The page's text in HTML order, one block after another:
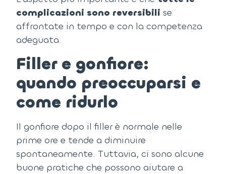
complicazioni sono reversibili se
affrontate in tempo e con la competenza
adeguata.
Filler e gonfiore:
quando preoccuparsi e
come ridurlo
Il gonfiore dopo il filler è normale nelle
prime ore e tende a diminuire
spontaneamente. Tuttavia, ci sono alcune
buone pratiche che possono aiutare a